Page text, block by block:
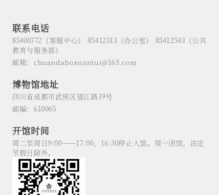
联系电话
85400772（客服中心） 85412313（办公室） 85412543（公共
教育与服务部）
邮箱：chuandaboxuantui@163.com
博物馆地址
四川省成都市武侯区望江路19号
邮编：610065
开馆时间
周二至周日9:00——17:00，16:30停止入馆。周一闭馆，法定
节假日除外。